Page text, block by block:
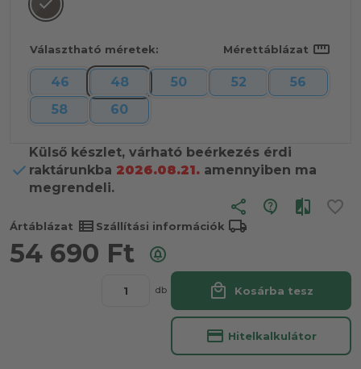
Választható méretek: Mérettáblázat straighten
46 48 50 52
56
58
60
Külső készlet, várható beérkezés érdi
raktárunkba 2026.08.21. amennyiben ma
megrendeli.
share
Ártáblázat view_list Szállítási információk local_shipping
54 690 Ft
db local_mall Kosárba tesz
credit_card Hitelkalkulátor